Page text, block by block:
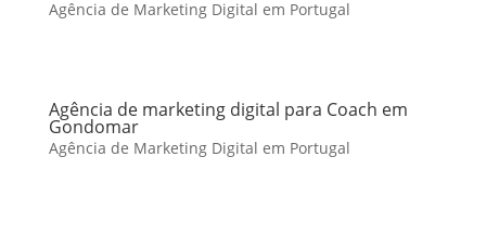
Agência de Marketing Digital em Portugal
Agência de marketing digital para Coach em
Gondomar
Agência de Marketing Digital em Portugal